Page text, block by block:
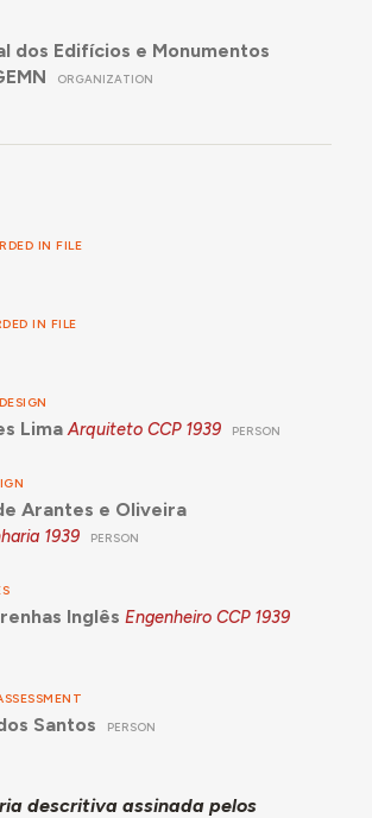
dos Edifícios e Monumentos
ORGANIZATION
IN FILE
IN FILE
Lima Arquiteto CCP 1939 PERSON
Arantes e Oliveira
1939 PERSON
Inglês Engenheiro CCP 1939
Santos PERSON
descritiva assinada pelos